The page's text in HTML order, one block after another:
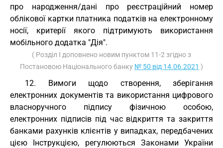
про народження/дані про реєстраційний номер
облікової картки платника податків на електронному
носії, критерії якого підтримують використання
мобільного додатка "Дія".
( Розділ I доповнено новим пунктом 11-2 згідно з
Постановою Національного банку № 50 від 14.06.2021 )
12. Вимоги щодо створення, зберігання
електронних документів та використання цифрового
власноручного підпису фізичною особою,
електронних підписів під час відкриття та закриття
банками рахунків клієнтів у випадках, передбачених
цією Інструкцією, регулюються Законами України